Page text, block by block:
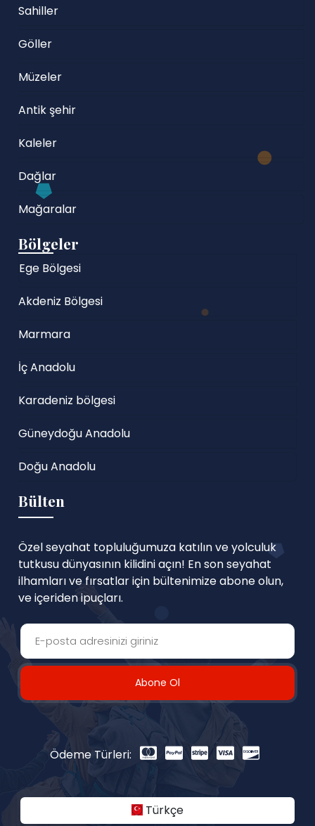
Sahiller
Göller
Müzeler
Antik şehir
Kaleler
Dağlar
Mağaralar
Bölgeler
Ege Bölgesi
Akdeniz Bölgesi
Marmara
İç Anadolu
Karadeniz bölgesi
Güneydoğu Anadolu
Doğu Anadolu
Bülten
Özel seyahat topluluğumuza katılın ve yolculuk
tutkusu dünyasının kilidini açın! En son seyahat
ilhamları ve fırsatlar için bültenimize abone olun,
ve içeriden ipuçları.
Abone Ol
Ödeme Türleri:
Türkçe